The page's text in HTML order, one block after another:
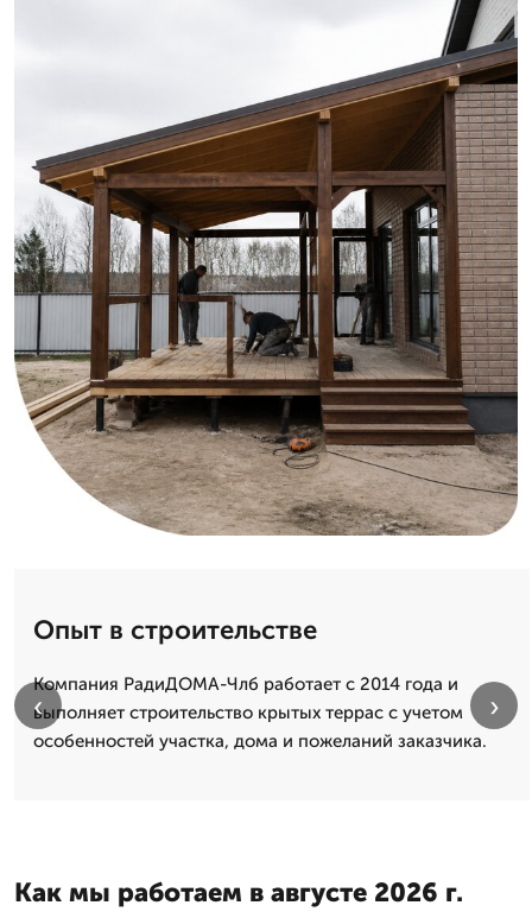
Опыт в строительстве
Компания РадиДОМА-Члб работает с 2014 года и
выполняет строительство крытых террас с учетом
особенностей участка, дома и пожеланий заказчика.
‹ ›
Как мы работаем в августе 2026 г.